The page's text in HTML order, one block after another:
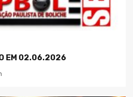
EM 02.06.2026